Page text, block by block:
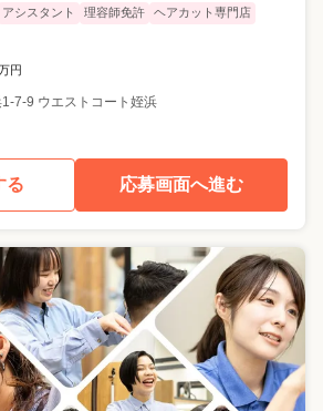
アシスタント 理容師免許
ヘアカット専門店
円
1-7-9 ウエストコート姪浜
る 応募画面へ進む